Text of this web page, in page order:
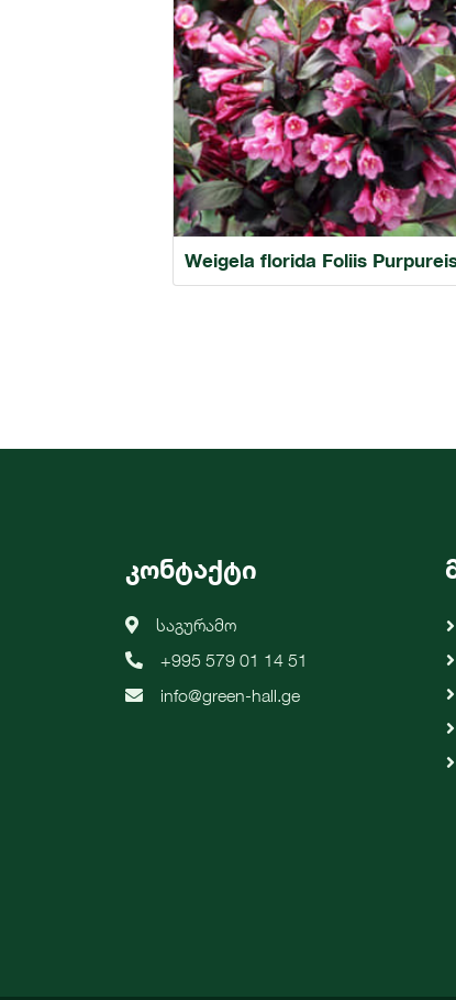
Weigela florida Foliis
კონტაქტი
საგურამო
+995 579 01 14 51
info@green-hall.ge